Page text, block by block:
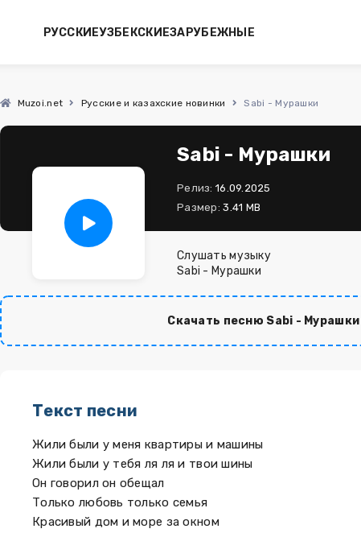
РУССКИЕУЗБЕКСКИЕЗАРУБЕЖНЫЕ
Muzoi.net Русские и казахские новинки Sabi - Мурашки
Sabi - Мурашки
Релиз: 16.09.2025
Размер: 3.41 MB
Слушать музыку
Sabi - Мурашки
Скачать песню Sabi - Мурашки
Текст песни
Жили были у меня квартиры и машины
Жили были у тебя ля ля и твои шины
Он говорил он обещал
Только любовь только семья
Красивый дом и море за окном